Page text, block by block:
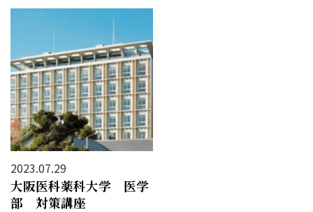
2023.07.29
大阪医科薬科大学 医学
部 対策講座